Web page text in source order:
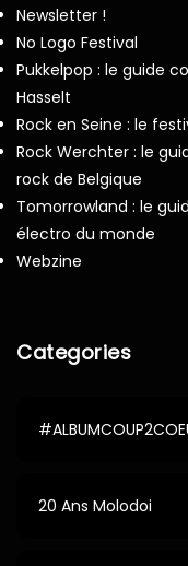
Newsletter !
No Logo Festival
Pukkelpop : le guide
Hasselt
Rock en Seine : le
Rock Werchter : le
rock de Belgique
Tomorrowland : le
électro du monde
Webzine
Categories
20 Ans Molodoi